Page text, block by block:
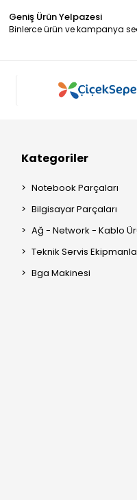
Geniş Ürün Yelpazesi
Binlerce ürün ve kampanya
Kategoriler
Notebook Parçaları
Bilgisayar Parçaları
Ağ - Network - Kablo
Teknik Servis
Bga Makinesi